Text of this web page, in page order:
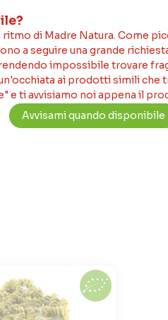
di Madre Natura. Come
a seguire una grande
impossibile trovare
ai prodotti simili che
e ti avvisiamo noi appena il